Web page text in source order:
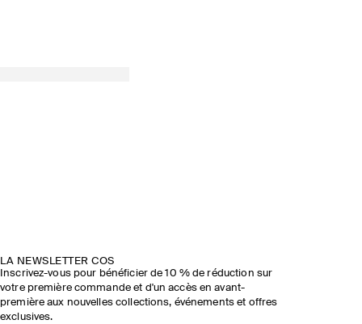
LA NEWSLETTER COS
Inscrivez-vous pour bénéficier de 10 % de réduction sur
votre première commande et d'un accès en avant-
première aux nouvelles collections, événements et offres
exclusives.